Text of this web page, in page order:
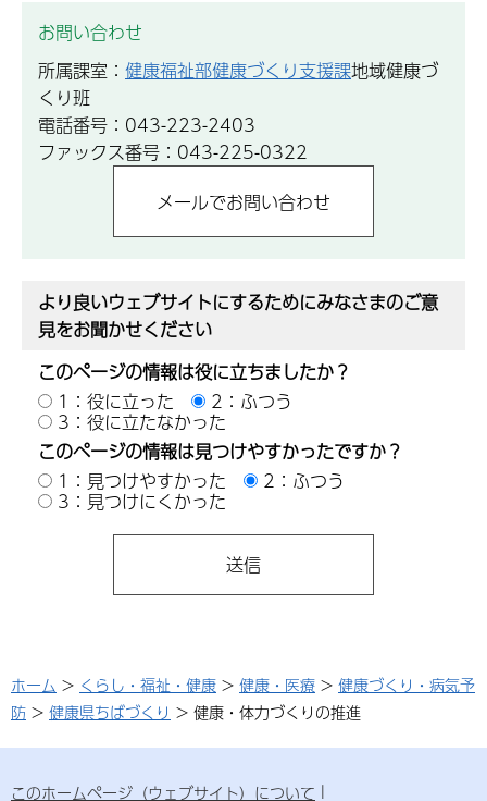
お問い合わせ
所属課室： 健康福祉部健康づくり支援課地域健康づ
くり班
電話番号：043-223-2403
ファックス番号：043-225-0322
より良いウェブサイトにするためにみなさまのご意
見をお聞かせください
このページの情報は役に立ちましたか？
1：役に立った
2：ふつう
3：役に立たなかった
このページの情報は見つけやすかったですか？
1：見つけやすかった
2：ふつう
3：見つけにくかった
ホーム > くらし・福祉・健康 > 健康・医療 > 健康づくり・病気予
防 > 健康県ちばづくり > 健康・体力づくりの推進
このホームページ（ウェブサイト）について